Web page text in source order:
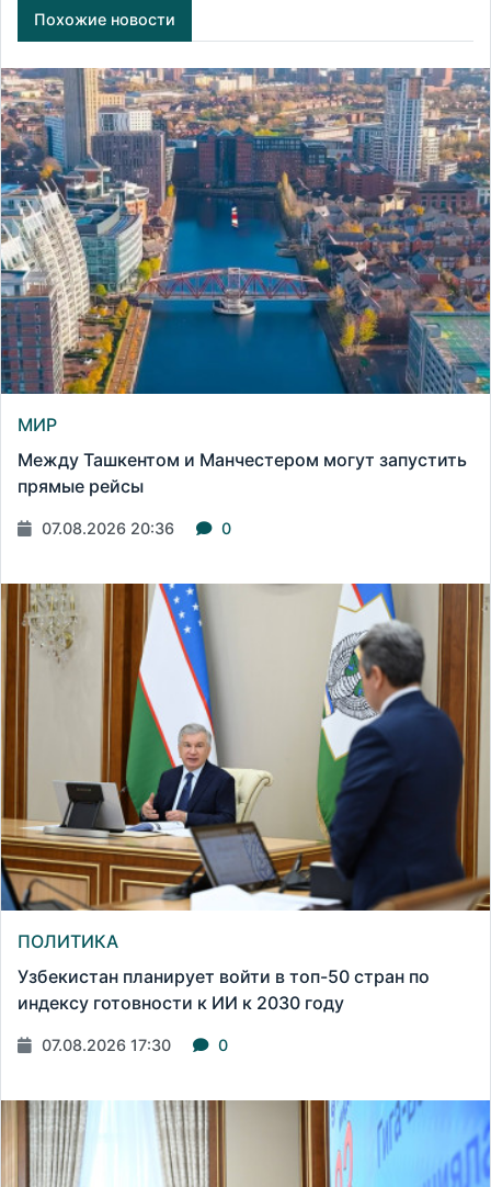
Похожие новости
МИР
Между Ташкентом и Манчестером могут запустить
прямые рейсы
07.08.2026 20:36 0
ПОЛИТИКА
Узбекистан планирует войти в топ-50 стран по
индексу готовности к ИИ к 2030 году
07.08.2026 17:30 0